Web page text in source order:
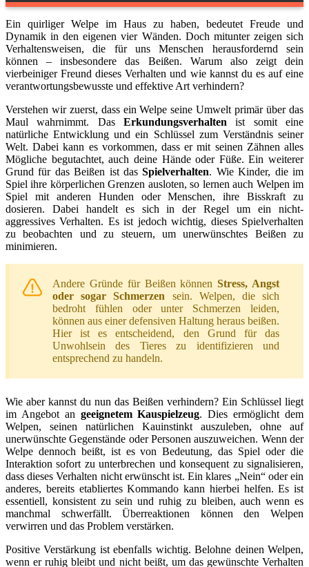
Ein quirliger Welpe im Haus zu haben, bedeutet Freude und
Dynamik in den eigenen vier Wänden. Doch mitunter zeigen sich
Verhaltensweisen, die für uns Menschen herausfordernd sein
können – insbesondere das Beißen. Warum also zeigt dein
vierbeiniger Freund dieses Verhalten und wie kannst du es auf eine
verantwortungsbewusste und effektive Art verhindern?
Verstehen wir zuerst, dass ein Welpe seine Umwelt primär über das
Maul wahrnimmt. Das Erkundungsverhalten ist somit eine
natürliche Entwicklung und ein Schlüssel zum Verständnis seiner
Welt. Dabei kann es vorkommen, dass er mit seinen Zähnen alles
Mögliche begutachtet, auch deine Hände oder Füße. Ein weiterer
Grund für das Beißen ist dasSpielverhalten. Wie Kinder, die im
Spiel ihre körperlichen Grenzen ausloten, so lernen auch Welpen im
Spiel mit anderen Hunden oder Menschen, ihre Bisskraft zu
dosieren. Dabei handelt es sich in der Regel um ein nicht-
aggressives Verhalten. Es ist jedoch wichtig, dieses Spielverhalten
zu beobachten und zu steuern, um unerwünschtes Beißen zu
minimieren.
Andere Gründe für Beißen könnenStress, Angst
oder sogar Schmerzen sein. Welpen, die sich
bedroht fühlen oder unter Schmerzen leiden,
können aus einer defensiven Haltung heraus beißen.
Hier ist es entscheidend, den Grund für das
Unwohlsein des Tieres zu identifizieren und
entsprechend zu handeln.
Wie aber kannst du nun das Beißen verhindern? Ein Schlüssel liegt
im Angebot an geeignetem Kauspielzeug. Dies ermöglicht dem
Welpen, seinen natürlichen Kauinstinkt auszuleben, ohne auf
unerwünschte Gegenstände oder Personen auszuweichen. Wenn der
Welpe dennoch beißt, ist es von Bedeutung, das Spiel oder die
Interaktion sofort zu unterbrechen und konsequent zu signalisieren,
dass dieses Verhalten nicht erwünscht ist. Ein klares „Nein“ oder ein
anderes, bereits etabliertes Kommando kann hierbei helfen. Es ist
essentiell, konsistent zu sein und ruhig zu bleiben, auch wenn es
manchmal schwerfällt. Überreaktionen können den Welpen
verwirren und das Problem verstärken.
Positive Verstärkung ist ebenfalls wichtig. Belohne deinen Welpen,
wenn er ruhig bleibt und nicht beißt, um das gewünschte Verhalten